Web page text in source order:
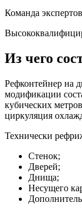
Команда экспертов
Из чего
Рефконтейнер на
модификации
кубических
циркуляция
Технически
Стенок;
Дверей;
Днища;
Несущего